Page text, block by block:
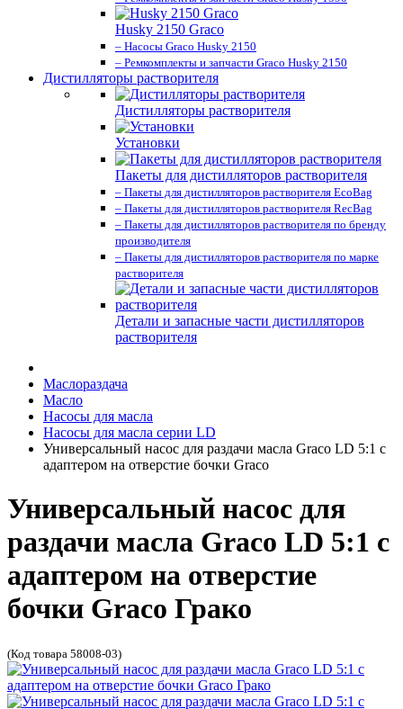
Husky 2150 Graco
– Насосы Graco Husky 2150
– Ремкомплекты и запчасти Graco Husky 2150
Дистилляторы растворителя
Дистилляторы растворителя
Установки
Пакеты для дистилляторов растворителя
– Пакеты для дистилляторов растворителя EcoBag
– Пакеты для дистилляторов растворителя RecBag
– Пакеты для дистилляторов растворителя по бренду
производителя
– Пакеты для дистилляторов растворителя по марке
растворителя
Детали и запасные части дистилляторов
растворителя
Маслораздача
Масло
Насосы для масла
Насосы для масла серии LD
Универсальный насос для раздачи масла Graco LD 5:1 с
адаптером на отверстие бочки Graco
Универсальный насос для
раздачи масла Graco LD 5:1 с
адаптером на отверстие
бочки Graco Грако
(Код товара 58008-03)